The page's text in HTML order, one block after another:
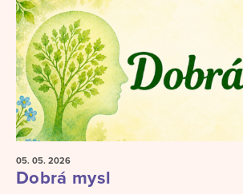
05. 05. 2026
Dobrá mysl